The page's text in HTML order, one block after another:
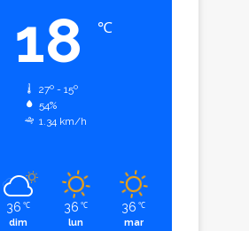
18 ℃
27º - 15º
54%
1.34 km/h
36 ℃
dim
36 ℃
lun
36 ℃
mar